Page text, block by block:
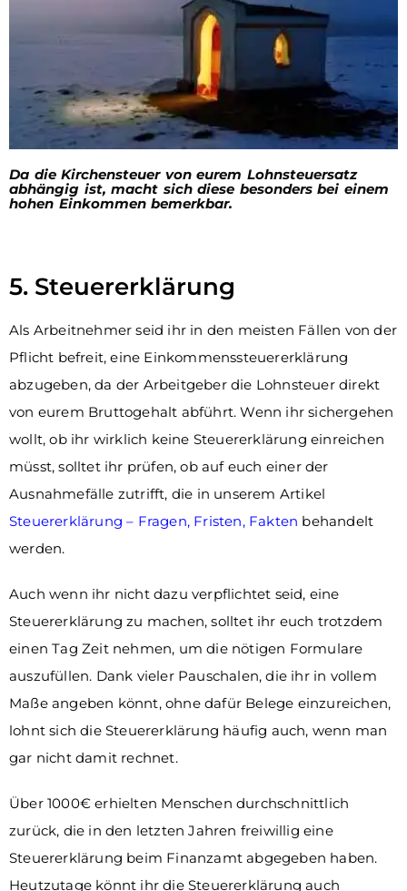
Da die Kirchensteuer von eurem Lohnsteuersatz
abhängig ist, macht sich diese besonders bei einem
hohen Einkommen bemerkbar.
5. Steuererklärung
Als Arbeitnehmer seid ihr in den meisten Fällen von der
Pflicht befreit, eine Einkommenssteuererklärung
abzugeben, da der Arbeitgeber die Lohnsteuer direkt
von eurem Bruttogehalt abführt. Wenn ihr sichergehen
wollt, ob ihr wirklich keine Steuererklärung einreichen
müsst, solltet ihr prüfen, ob auf euch einer der
Ausnahmefälle zutrifft, die in unserem Artikel
Steuererklärung – Fragen, Fristen, Fakten behandelt
werden.
Auch wenn ihr nicht dazu verpflichtet seid, eine
Steuererklärung zu machen, solltet ihr euch trotzdem
einen Tag Zeit nehmen, um die nötigen Formulare
auszufüllen. Dank vieler Pauschalen, die ihr in vollem
Maße angeben könnt, ohne dafür Belege einzureichen,
lohnt sich die Steuererklärung häufig auch, wenn man
gar nicht damit rechnet.
Über 1000€ erhielten Menschen durchschnittlich
zurück, die in den letzten Jahren freiwillig eine
Steuererklärung beim Finanzamt abgegeben haben.
Heutzutage könnt ihr die Steuererklärung auch